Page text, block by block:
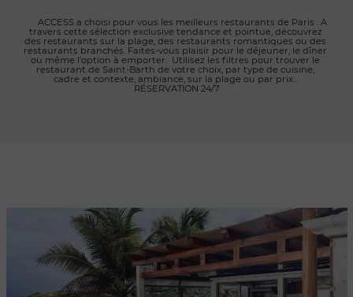
travers cette sélection exclusive tendance et pointue, découvrez
des restaurants sur la plage, des restaurants romantiques ou des
restaurants branchés. Faites-vous plaisir pour le déjeuner, le dîner
ou même l’option à emporter.  Utilisez les filtres pour trouver le
restaurant de Saint-Barth de votre choix, par type de cuisine,
cadre et contexte, ambiance, sur la plage ou par prix...
RÉSERVATION 24/7